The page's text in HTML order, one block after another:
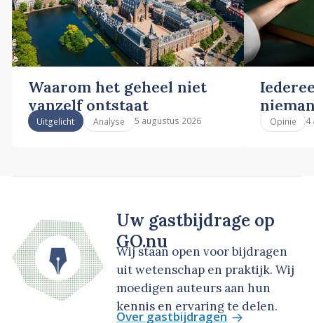
Waarom het geheel niet
vanzelf ontstaat
Uitgelicht Analyse 5 augustus 2026 Opinie 4
Uw gastbijdrage op
GO.nu
Wij staan open voor bijdragen
uit wetenschap en praktijk. Wij
moedigen auteurs aan hun
kennis en ervaring te delen.
Over gastbijdragen